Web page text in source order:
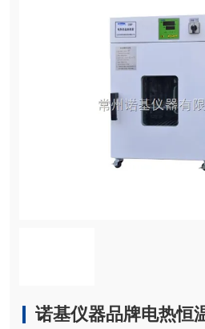
诺基仪器品牌电热恒